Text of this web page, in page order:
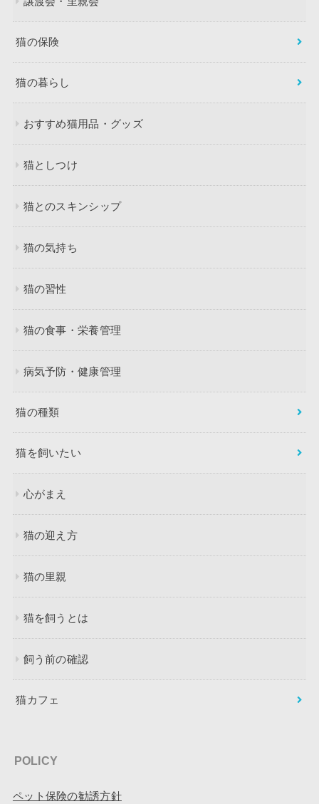
猫の保険
猫の暮らし
おすすめ猫用品・グッズ
猫としつけ
猫とのスキンシップ
猫の気持ち
猫の習性
猫の食事・栄養管理
病気予防・健康管理
猫の種類
猫を飼いたい
心がまえ
猫の迎え方
猫の里親
猫を飼うとは
飼う前の確認
猫カフェ
POLICY
ペット保険の勧誘方針